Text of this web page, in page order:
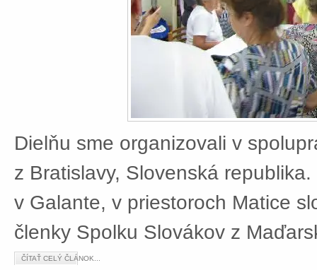
Dielňu sme organizovali v
z Bratislavy, Slovenská
v Galante, v priestoroch Matice
členky Spolku Slovákov z
ČÍTAŤ CELÝ ČLÁNOK...